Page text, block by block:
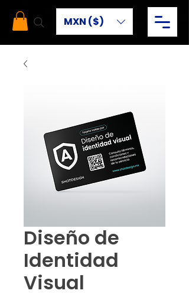
MXN ($)
Diseño de
Identidad
Visual